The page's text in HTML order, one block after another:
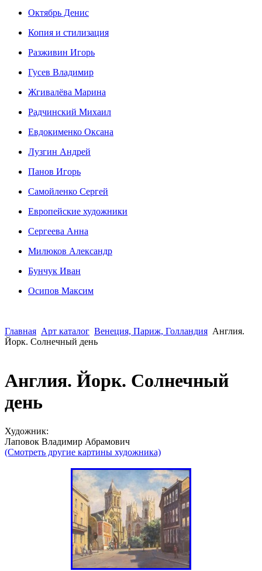
Октябрь Денис
Копия и стилизация
Разживин Игорь
Гусев Владимир
Жгивалёва Марина
Радчинский Михаил
Евдокименко Оксана
Лузгин Андрей
Панов Игорь
Сaмoйленко Сергей
Европейские художники
Сергеева Анна
Милюков Александр
Бунчук Иван
Осипoв Максим
Главная Арт каталог Венеция, Париж, Голландия Англия.
Йорк. Солнечный день
Англия. Йорк. Солнечный
день
Художник:
Лаповок Владимир Абрамович
(Смотреть другие картины художника)